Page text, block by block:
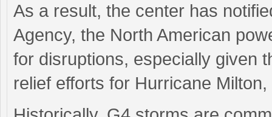
As a result, the center has
Agency, the North American
for disruptions, especially given
relief efforts for Hurricane